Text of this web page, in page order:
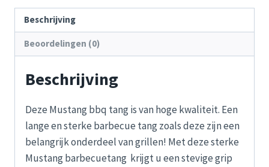
Beschrijving
Beoordelingen (0)
Beschrijving
Deze Mustang bbq tang is van hoge kwaliteit. Een
lange en sterke barbecue tang zoals deze zijn een
belangrijk onderdeel van grillen! Met deze sterke
Mustang barbecuetang krijgt u een stevige grip